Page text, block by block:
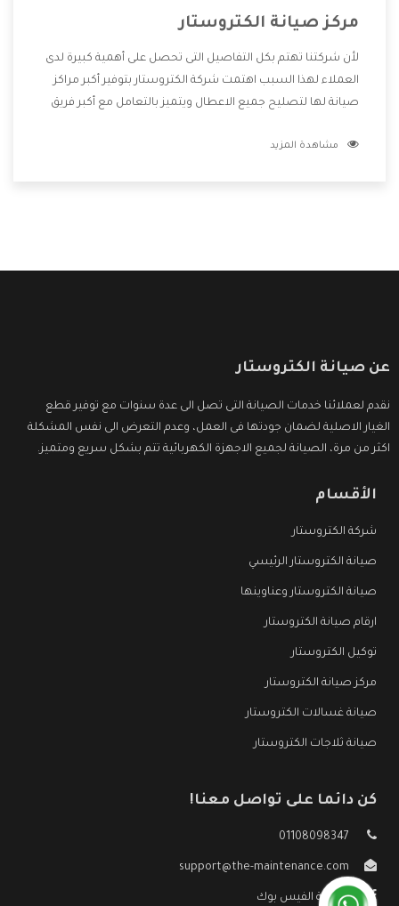
مركز صيانة الكتروستار
لأن شركتنا تهتم بكل التفاصيل التى تحصل على أهمية كبيرة لدى
العملاء لهذا السبب اهتمت شركة الكتروستار بتوفير أكبر مراكز
صيانة لها لتصليح جميع الاعطال ويتميز بالتعامل مع أكبر فريق
مكانتنا وعلى عملاءنا الكرام .
مشاهدة المزيد
عن صيانة الكتروستار
نقدم لعملائنا خدمات الصيانة التى تصل الى عدة سنوات مع توفير قطع
الغيار الاصلية لضمان جودتها فى العمل، وعدم التعرض الى نفس المشكلة
اكثر من مرة، الصيانة لجميع الاجهزة الكهربائية تتم بشكل سريع ومتميز.
الأقسام
شركة الكتروستار
صيانة الكتروستار الرئيسي
صيانة الكتروستار وعناوينها
ارقام صيانة الكتروستار
توكيل الكتروستار
مركز صيانة الكتروستار
صيانة غسالات الكتروستار
صيانة ثلاجات الكتروستار
كن دائما على تواصل معنا!
01108098347
support@the-maintenance.com
صفحة الفيس بوك